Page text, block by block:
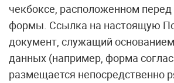
чекбоксе, расположенном перед
формы. Ссылка на настоящую
документ, служащий
данных (например, форма
размещается непосредственно